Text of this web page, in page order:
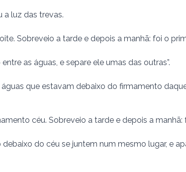
a luz das trevas.
Sobreveio a tarde e depois a manhã: foi o
as águas, e separe ele umas das ou­tras”.
que estavam debaixo do firmamento
céu. Sobreveio a tarde e depois a manhã:
debaixo do céu se juntem num mesmo lugar, e